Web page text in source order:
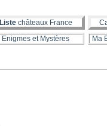
Liste châteaux France
Enigmes et Mystères Ma